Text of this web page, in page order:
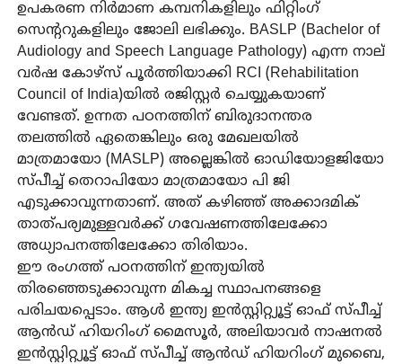
ഉപകരണ നിർമാണ കമ്പനികളിലും ഫിറ്റിംഗ്
സെന്ററുകളിലും ജോലി ലഭിക്കും. BASLP (Bachelor of
Audiology and Speech Language Pathology) എന്ന നാല്
വർഷ കോഴ്‌സ് പൂർത്തിയാക്കി RCI (Rehabilitation
Council of India)യിൽ രജിസ്റ്റർ ചെയ്യുകയാണ്
വേണ്ടത്. ഉന്നത പഠനത്തിന് ബിരുദാനന്തര
തലത്തിൽ ഏതെങ്കിലും ഒരു മേഖലയിൽ
മാത്രമായോ (MASLP) അല്ലെങ്കിൽ ഓഡിയോളജിയോ
സ്പീച്ച് തെറാപിയോ മാത്രമായോ പി ജി
എടുക്കാവുന്നതാണ്. അത് കഴിഞ്ഞ് അക്കാദമിക്
താത്പര്യമുള്ളവർക്ക് ഗവേഷണത്തിലേക്കോ
അധ്യാപനത്തിലേക്കോ തിരിയാം.
ഈ രംഗത്ത് പഠനത്തിന് ഇന്ത്യയിൽ
തിരഞ്ഞെടുക്കാവുന്ന മികച്ച സ്ഥാപനങ്ങളെ
പരിചയപ്പെടാം. ആൾ ഇന്ത്യ ഇൻസ്റ്റിറ്റ്യൂട്ട് ഓഫ് സ്പീച്ച്
ആൻഡ് ഹിയറിംഗ് മൈസൂർ, അലിയാവർ നാഷനൽ
ഇൻസ്റ്റിറ്റ്യൂട്ട് ഓഫ് സ്പീച്ച് ആൻഡ് ഹിയറിംഗ് മുബൈ,